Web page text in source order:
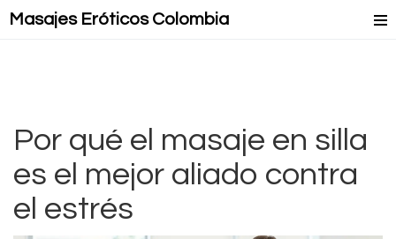
Masajes Eróticos Colombia
Masajes Lésbicos
Masaje Lingam
Por qué el masaje en silla
es el mejor aliado contra
el estrés